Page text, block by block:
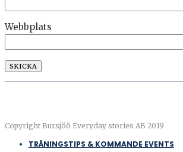
Webbplats
Copyright Bursjöö Everyday stories AB 2019
TRÄNINGSTIPS & KOMMANDE EVENTS